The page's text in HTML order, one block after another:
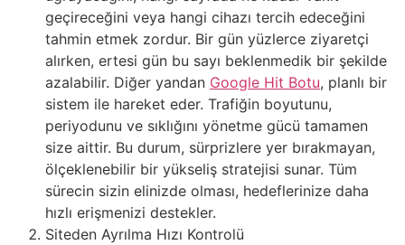
geçireceğini veya hangi cihazı tercih edeceğini
tahmin etmek zordur. Bir gün yüzlerce ziyaretçi
alırken, ertesi gün bu sayı beklenmedik bir şekilde
azalabilir. Diğer yandan Google Hit Botu, planlı bir
sistem ile hareket eder. Trafiğin boyutunu,
periyodunu ve sıklığını yönetme gücü tamamen
size aittir. Bu durum, sürprizlere yer bırakmayan,
ölçeklenebilir bir yükseliş stratejisi sunar. Tüm
sürecin sizin elinizde olması, hedeflerinize daha
hızlı erişmenizi destekler.
Siteden Ayrılma Hızı Kontrolü